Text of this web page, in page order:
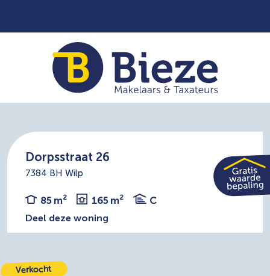
Dorpsstraat 26
7384 BH Wilp
85 m2 165 m2
C
Deel deze woning
Verkocht